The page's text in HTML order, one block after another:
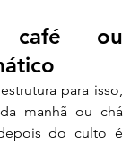
café ou
para isso,
manhã ou chá
do culto é